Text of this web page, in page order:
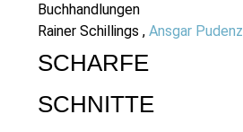
Buchhandlungen
Rainer Schillings ,Ansgar Pudenz
SCHARFE
SCHNITTE